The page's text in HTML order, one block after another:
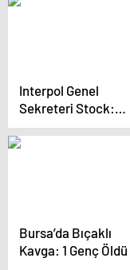
Interpol Genel
Sekreteri Stock:
Mafyaya yenildik
Bursa’da Bıçaklı
Kavga: 1 Genç Öldü